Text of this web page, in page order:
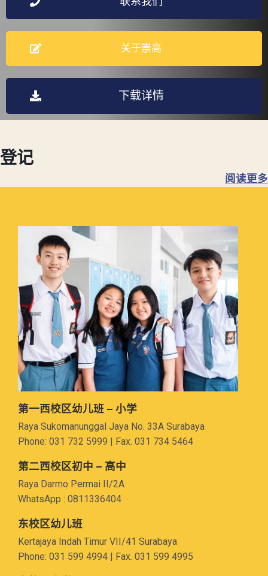
关于崇高
下载详情
登记
阅读更多
第一西校区幼儿班 – 小学
Raya Sukomanunggal Jaya No. 33A Surabaya
Phone: 031 732 5999 | Fax. 031 734 5464
第二西校区初中 – 高中
Raya Darmo Permai II/2A
WhatsApp : 0811336404
东校区幼儿班
Kertajaya Indah Timur VII/41 Surabaya
Phone: 031 599 4994 | Fax. 031 599 4995